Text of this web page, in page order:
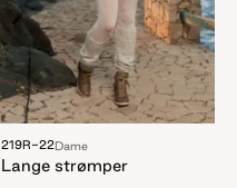
219R-22Dame
Lange strømper